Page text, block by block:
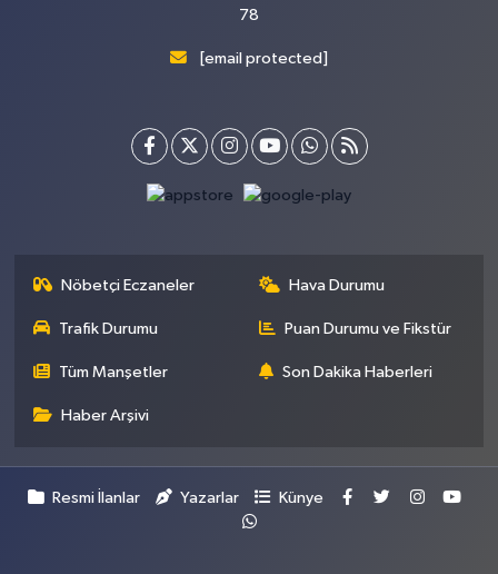
78
[email protected]
Nöbetçi Eczaneler Hava Durumu
Trafik Durumu Puan Durumu ve Fikstür
Tüm Manşetler Son Dakika Haberleri
Haber Arşivi
Resmi İlanlar Yazarlar Künye